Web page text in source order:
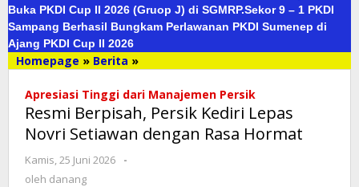
Buka PKDI Cup II 2026 (Gruop J) di SGMRP.Sekor 9 – 1 PKDI
Sampang Berhasil Bungkam Perlawanan PKDI Sumenep di
Ajang PKDI Cup II 2026
Homepage » Berita »
Persik
Kediri
Lepas
Novri
Apresiasi Tinggi dari Manajemen Persik
Resmi Berpisah, Persik Kediri Lepas
Novri Setiawan dengan Rasa Hormat
Kamis, 25 Juni 2026
oleh
-
oleh danang